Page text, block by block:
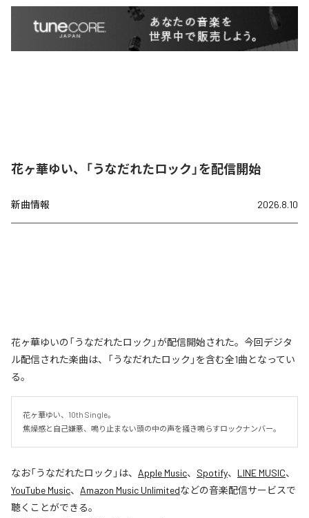
花ヶ華ゆい、「うなだれたロック」を配信開始
新曲情報 2026.8.10
花ヶ華ゆいの「うなだれたロック」が配信開始された。今回デジタ
ル配信された楽曲は、「うなだれたロック」を含む全1曲となってい
る。
花ヶ華ゆい、10th Single。
焦燥感と自己嫌悪、鳴り止まない頭の中の声を掻き鳴らすロックナンバー。
なお「うなだれたロック 」は、 Apple Music、 Spotify、 LINE MUSIC、
YouTube Music、 Amazon Music Unlimitedなどの音楽配信サービスで
聴くことができる。